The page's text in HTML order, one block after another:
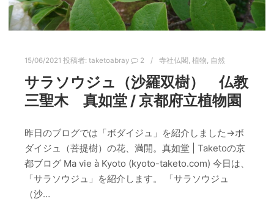
15/06/2021 投稿者: taketoabray 2 寺社仏閣 植物 自然
サラソウジュ（沙羅双樹） 仏教
三聖木 真如堂 / 京都府立植物園
昨日のブログでは「ボダイジュ」を紹介しました→ボ
ダイジュ（菩提樹）の花、満開。真如堂 | Taketoの京
都ブログ Ma vie à Kyoto (kyoto-taketo.com) 今日は、
「サラソウジュ」を紹介します。 「サラソウジュ
（沙…